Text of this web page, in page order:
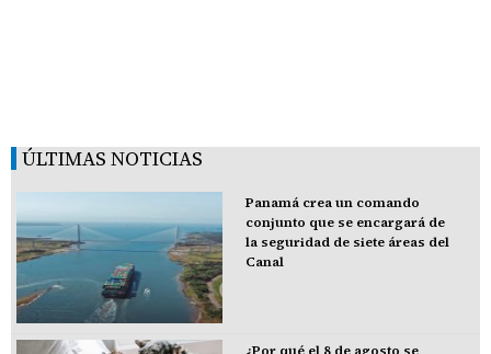
ÚLTIMAS NOTICIAS
Panamá crea un comando
conjunto que se encargará de
la seguridad de siete áreas del
Canal
¿Por qué el 8 de agosto se